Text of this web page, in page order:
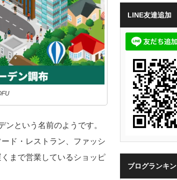
ンという名前のようです。
ド・レストラン、ファッシ
まで営業しているショッピ
LINE友達追加
ブログランキ